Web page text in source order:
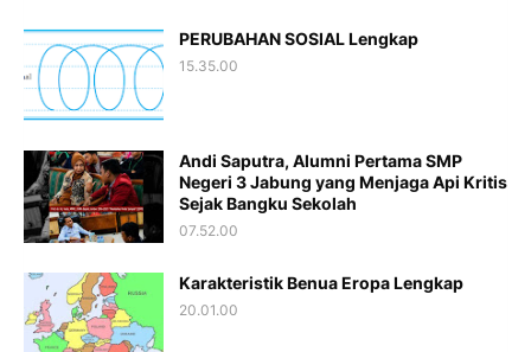
PERUBAHAN SOSIAL Lengkap
15.35.00
Andi Saputra, Alumni Pertama SMP
Negeri 3 Jabung yang Menjaga Api Kritis
Sejak Bangku Sekolah
07.52.00
Karakteristik Benua Eropa Lengkap
20.01.00